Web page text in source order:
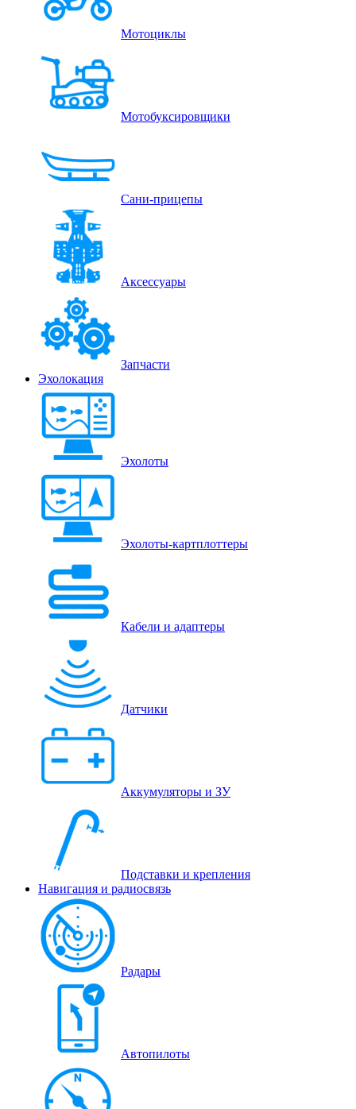
Мотоциклы
Мотобуксировщики
Сани-прицепы
Аксессуары
Запчасти
Эхолокация
Эхолоты
Эхолоты-картплоттеры
Кабели и адаптеры
Датчики
Аккумуляторы и ЗУ
Подставки и крепления
Навигация и радиосвязь
Радары
Автопилоты